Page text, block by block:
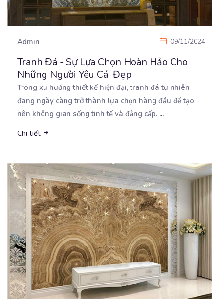
Admin 09/11/2024
Tranh Đá - Sự Lựa Chọn Hoàn Hảo Cho
Những Người Yêu Cái Đẹp
Trong xu hướng thiết kế hiện đại, tranh đá tự nhiên
đang ngày càng trở thành lựa chọn hàng đầu để tạo
nên không gian sống tinh tế và đẳng cấp. ...
Chi tiết